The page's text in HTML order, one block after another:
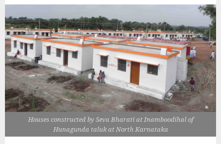
Houses constructed by Seva Bharati at Inamboodihal of
Hunagunda taluk at North Karnataka